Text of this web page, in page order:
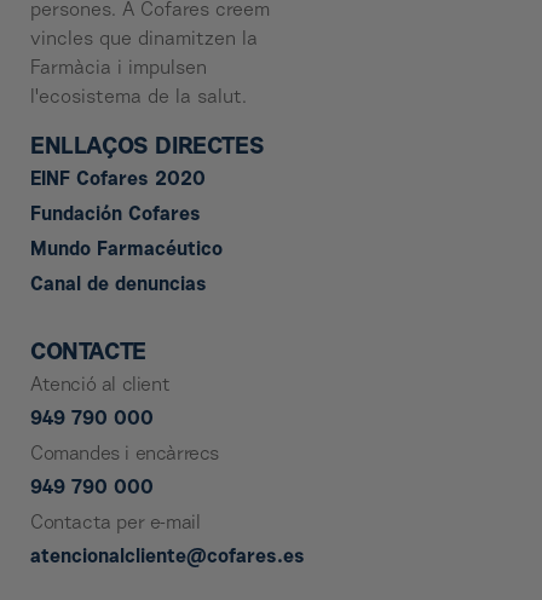
persones. A Cofares creem
vincles que dinamitzen la
Farmàcia i impulsen
l'ecosistema de la salut.
ENLLAÇOS DIRECTES
EINF Cofares 2020
Fundación Cofares
Mundo Farmacéutico
Canal de denuncias
CONTACTE
Atenció al client
949 790 000
Comandes i encàrrecs
949 790 000
Contacta per e-mail
atencionalcliente@cofares.es